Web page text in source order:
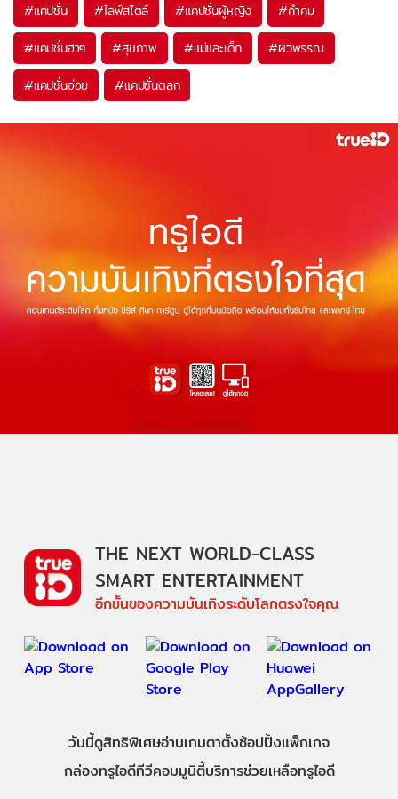
#แคปชั่น #ไลฟ์สไตล์ #แคปชั่นผู้หญิง #คำคม
#แคปชั่นฮาๆ #สุขภาพ #แม่และเด็ก #ผิวพรรณ
#แคปชั่นอ่อย #แคปชั่นตลก
THE NEXT WORLD-CLASS
SMART ENTERTAINMENT
อีกขั้นของความบันเทิงระดับโลกตรงใจคุณ
วันนี้ดูสิทธิพิเศษอ่านเกมตาตั้งช้อปปิ้งแพ็กเกจ
กล่องทรูไอดีทีวีคอมมูนิตี้บริการช่วยเหลือทรูไอดี